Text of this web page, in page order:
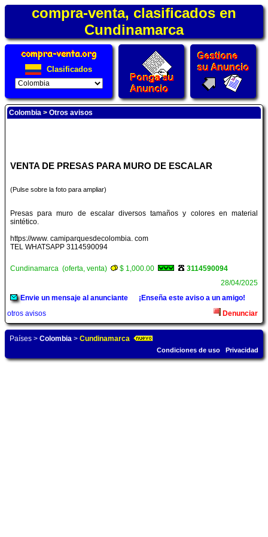
compra-venta, clasificados en
Cundinamarca
Clasificados
Colombia > Otros avisos
VENTA DE PRESAS PARA MURO DE ESCALAR
(Pulse sobre la foto para ampliar)
Presas para muro de escalar diversos tamaños y colores en material
sintético.
https://www. camiparquesdecolombia. com
TEL WHATSAPP 3114590094
Cundinamarca (oferta, venta) $ 1,000.00
3114590094
28/04/2025
Envie un mensaje al anunciante
¡Enseña este aviso a un amigo!
otros avisos
Denunciar
Países > Colombia > Cundinamarca
Condiciones de uso Privacidad